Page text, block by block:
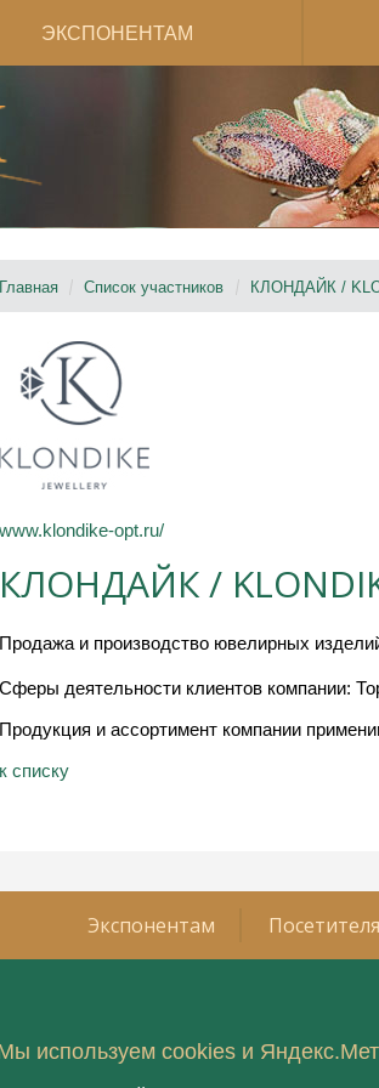
ЭКСПОНЕНТАМ
Главная Список участников КЛОНДАЙК /
www.klondike-opt.ru/
КЛОНДАЙК /
Продажа и производство ювелирных
Сферы деятельности клиентов компании:
Продукция и ассортимент компании
к спиcку
Экспонентам
июня 2026 года
используем cookies и